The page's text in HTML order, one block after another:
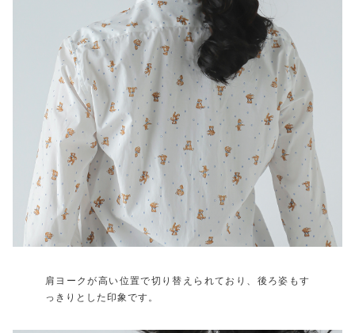
肩ヨークが高い位置で切り替えられており、後ろ姿もす
っきりとした印象です。